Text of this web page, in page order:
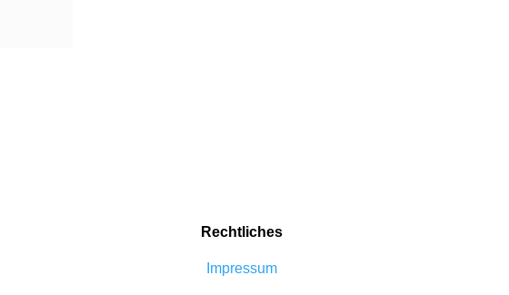
Rechtliches
Impressum